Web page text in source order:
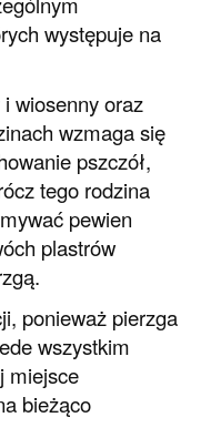
występuje na
wiosenny oraz
wzmaga się
pszczół,
tego rodzina
pewien
plastrów
ponieważ pierzga
wszystkim
miejsce
bieżąco